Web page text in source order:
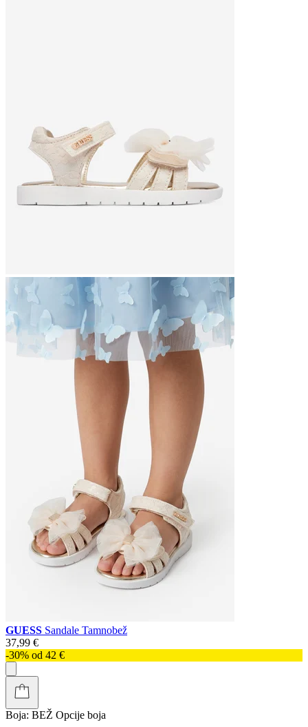
GUESS Sandale Tamnobež
37,99 €
-30% od 42 €
Boja: BEŽ Opcije boja